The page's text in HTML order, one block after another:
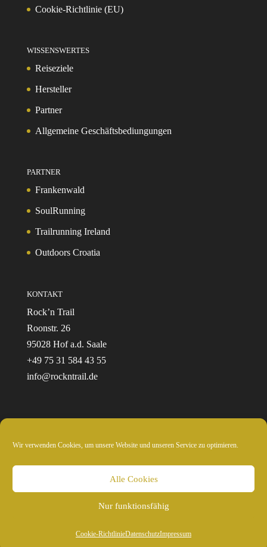
Wir verwenden Cookies, um unsere Website und unseren Service zu optimieren.
Alle Cookies
Nur funktionsfähig
Cookie-RichtlinieDatenschutzImpressum
Cookie-Richtlinie (EU)
WISSENSWERTES
Reiseziele
Hersteller
Partner
Allgemeine Geschäftsbediungungen
PARTNER
Frankenwald
SoulRunning
Trailrunning Ireland
Outdoors Croatia
KONTAKT
Rock’n Trail
Roonstr. 26
95028 Hof a.d. Saale
+49 75 31 584 43 55
info@rockntrail.de